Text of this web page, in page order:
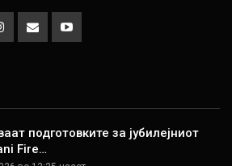
подготовките за јубилејниот
Fire…